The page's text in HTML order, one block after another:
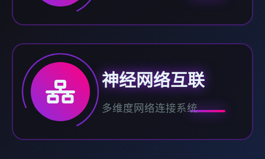
神经网络互联
多维度网络连接系统